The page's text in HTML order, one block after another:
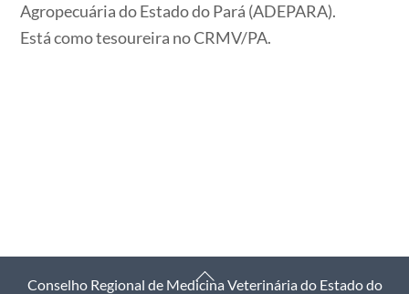
Agropecuária do Estado do Pará (ADEPARA).
Está como tesoureira no CRMV/PA.
Back
Conselho Regional de Medicina Veterinária do Estado do